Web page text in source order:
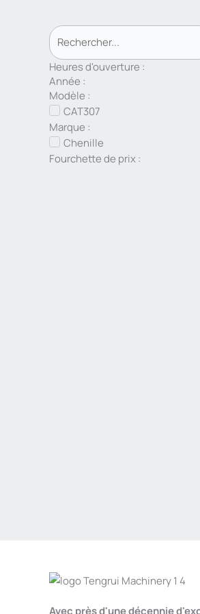
Heures d'ouverture :
Année :
Modèle :
CAT307
Marque :
Chenille
Fourchette de prix :
Avec près d'une décennie